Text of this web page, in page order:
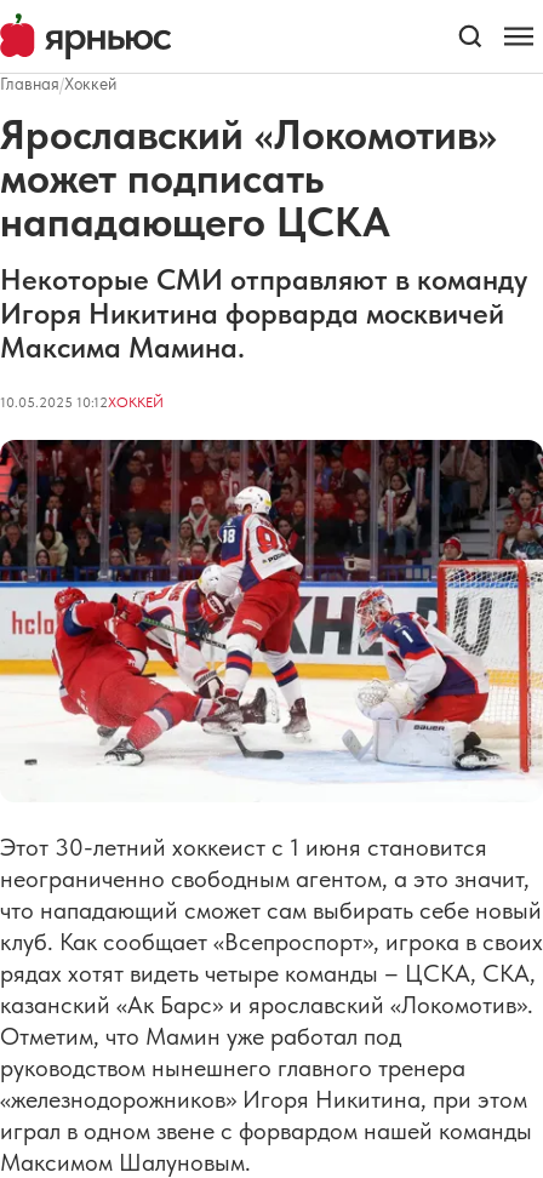
Главная/Хоккей
Ярославский «Локомотив»
может подписать
нападающего ЦСКА
Некоторые СМИ отправляют в команду
Игоря Никитина форварда москвичей
Максима Мамина.
10.05.2025 10:12ХОККЕЙ
Этот 30-летний хоккеист с 1 июня становится
неограниченно свободным агентом, а это значит,
что нападающий сможет сам выбирать себе новый
клуб. Как сообщает «Всепроспорт», игрока в своих
рядах хотят видеть четыре команды – ЦСКА, СКА,
казанский «Ак Барс» и ярославский «Локомотив».
Отметим, что Мамин уже работал под
руководством нынешнего главного тренера
«железнодорожников» Игоря Никитина, при этом
играл в одном звене с форвардом нашей команды
Максимом Шалуновым.